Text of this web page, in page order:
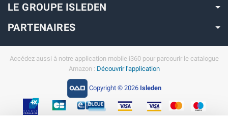
LE GROUPE ISLEDEN
PARTENAIRES
Accédez aussi à notre application mobile i360 pour parcourir le catalogue
Amazon : Découvrir l'application
Copyright © 2026 Isleden